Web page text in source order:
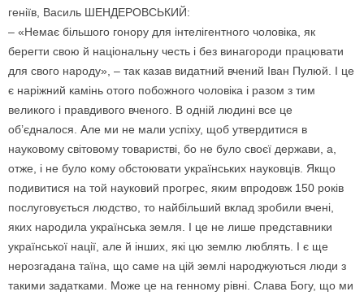
геніїв, Василь ШЕНДЕРОВСЬКИЙ:
– «Немає більшого гонору для інтелігентного чоловіка, як
берегти свою й національну честь і без винагороди працювати
для свого народу», – так казав видатний вчений Іван Пулюй. І це
є наріжний камінь отого побожного чоловіка і разом з тим
великого і правдивого вченого. В одній людині все це
об’єдналося. Але ми не мали успіху, щоб утвердитися в
науковому світовому товаристві, бо не було своєї держави, а,
отже, і не було кому обстоювати українських науковців. Якщо
подивитися на той науковий прогрес, яким впродовж 150 років
послуговується людство, то найбільший вклад зробили вчені,
яких народила українська земля. І це не лише представники
української нації, але й інших, які цю землю люблять. І є ще
нерозгадана таїна, що саме на цій землі народжуються люди з
такими задатками. Може це на генному рівні. Слава Богу, що ми